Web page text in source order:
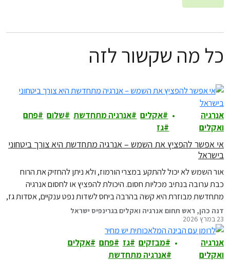
כל מה שקשור לזה
אנרגיה
ואקלים
אקלים אנרגיה מתחדשת שלום
פחם
גז
אי אפשר להפציץ את השמש – אנרגיה מתחדשת היא צורך ביטחוני
בישראל
אור השמש לא יכול להתקע במצרי הורמוז, ולא ניתן להחזיק את הרוח
כבת ערובה בנתיב מכליות חסום. היכולת להפציץ או לחסום אנרגיה
מתחדשת מבוזרת היא קשה בהרבה ביחס לשדות נפט ענקיים, אסדות גז,
צינורות שינוע או תחנות כוח. האויבים אולי יכולים לאיים על תחנות הכוח
ואסדות הגז שלנו, אבל הם לעולם לא יוכלו לכבות את…
דנה כהן, ראש תחום אנרגיה ואקלים בגרינפיס ישראל
23 במרץ 2026
אנרגיה
ואקלים
מבזקים גז פחם
אקלים
אנרגיה מתחדשת